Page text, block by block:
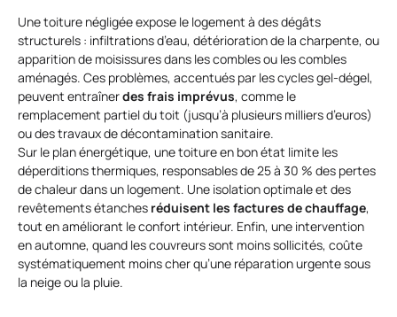
Une toiture négligée expose le logement à des dégâts
structurels : infiltrations d’eau, détérioration de la charpente, ou
apparition de moisissures dans les combles ou les combles
aménagés. Ces problèmes, accentués par les cycles gel-dégel,
peuvent entraînerdes frais imprévus, comme le
remplacement partiel du toit (jusqu’à plusieurs milliers d’euros)
ou des travaux de décontamination sanitaire.
Sur le plan énergétique, une toiture en bon état limite les
déperditions thermiques, responsables de 25 à 30 % des pertes
de chaleur dans un logement. Une isolation optimale et des
revêtements étanches réduisent les factures de chauffage,
tout en améliorant le confort intérieur. Enfin, une intervention
en automne, quand les couvreurs sont moins sollicités, coûte
systématiquement moins cher qu’une réparation urgente sous
la neige ou la pluie.